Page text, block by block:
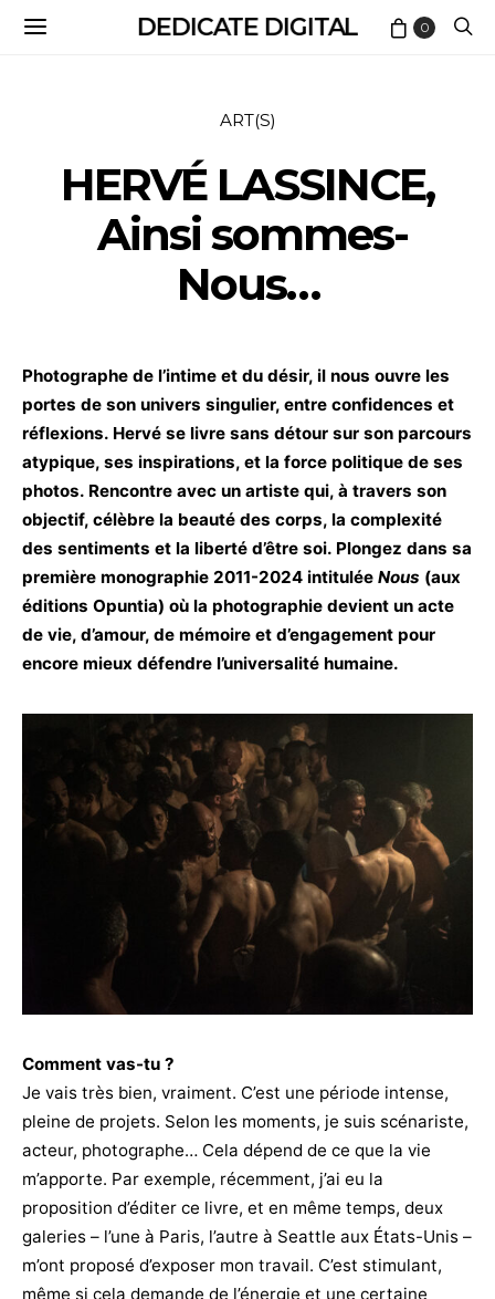
DEDICATE DIGITAL 0
ART(S)
HERVÉ LASSINCE,
Ainsi sommes-
Nous…
Photographe de l’intime et du désir, il nous ouvre les
portes de son univers singulier, entre confidences et
réflexions. Hervé se livre sans détour sur son parcours
atypique, ses inspirations, et la force politique de ses
photos. Rencontre avec un artiste qui, à travers son
objectif, célèbre la beauté des corps, la complexité
des sentiments et la liberté d’être soi. Plongez dans sa
première monographie 2011-2024 intitulée Nous (aux
éditions Opuntia) où la photographie devient un acte
de vie, d’amour, de mémoire et d’engagement pour
encore mieux défendre l’universalité humaine.
Comment vas-tu ?
Je vais très bien, vraiment. C’est une période intense,
pleine de projets. Selon les moments, je suis scénariste,
acteur, photographe… Cela dépend de ce que la vie
m’apporte. Par exemple, récemment, j’ai eu la
proposition d’éditer ce livre, et en même temps, deux
galeries – l’une à Paris, l’autre à Seattle aux États-Unis –
m’ont proposé d’exposer mon travail. C’est stimulant,
même si cela demande de l’énergie et une certaine